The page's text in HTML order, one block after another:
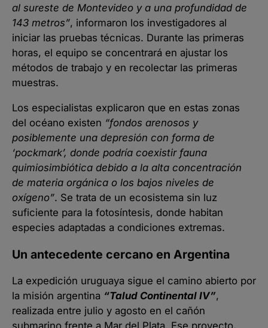
al sureste de Montevideo y a una profundidad de
143 metros”, informaron los investigadores al
iniciar las pruebas técnicas. Durante las primeras
horas, el equipo se concentrará en ajustar los
métodos de trabajo y en recolectar las primeras
muestras.
Los especialistas explicaron que en estas zonas
del océano existen “fondos arenosos y
posiblemente una depresión con forma de
‘pockmark’, donde podría coexistir fauna
quimiosimbiótica debido a la alta concentración
de materia orgánica o los bajos niveles de
oxígeno”. Se trata de un ecosistema sin luz
suficiente para la fotosíntesis, donde habitan
especies adaptadas a condiciones extremas.
Un antecedente cercano en Argentina
La expedición uruguaya sigue el camino abierto por
la misión argentina “Talud Continental IV”,
realizada entre julio y agosto en el cañón